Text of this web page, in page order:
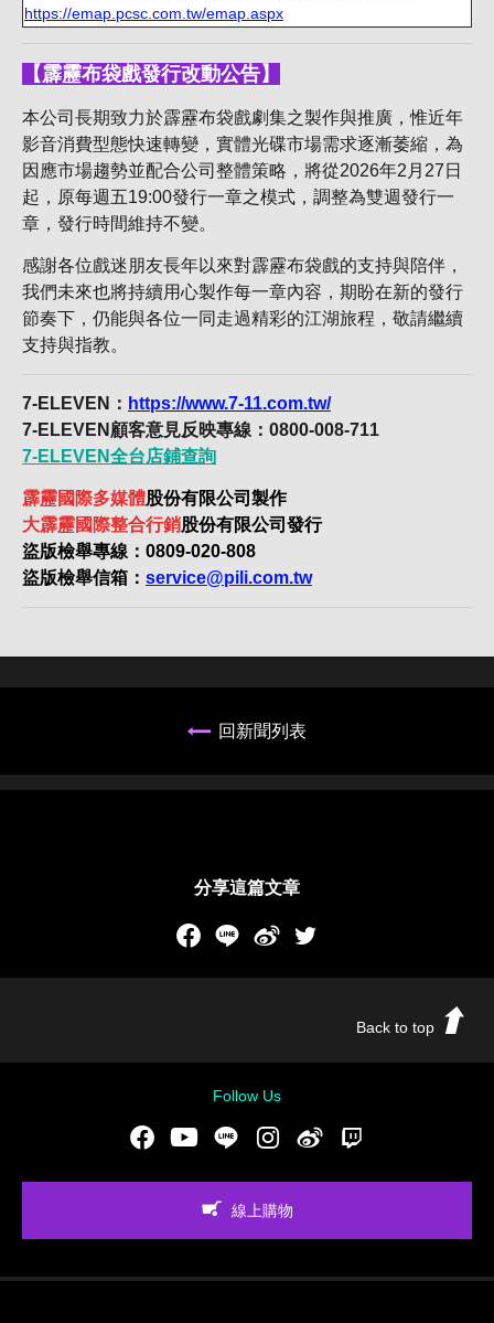
https://emap.pcsc.com.tw/emap.aspx
【霹靂布袋戲發行改動公告】
本公司長期致力於霹靂布袋戲劇集之製作與推廣，惟近年
影音消費型態快速轉變，實體光碟市場需求逐漸萎縮，為
因應市場趨勢並配合公司整體策略，將從2026年2月27日
起，原每週五19:00發行一章之模式，調整為雙週發行一
章，發行時間維持不變。
感謝各位戲迷朋友長年以來對霹靂布袋戲的支持與陪伴，
我們未來也將持續用心製作每一章內容，期盼在新的發行
節奏下，仍能與各位一同走過精彩的江湖旅程，敬請繼續
支持與指教。
7-ELEVEN： https://www.7-11.com.tw/
7-ELEVEN顧客意見反映專線：0800-008-711
7-ELEVEN全台店鋪查詢
霹靂國際多媒體股份有限公司製作
大霹靂國際整合行銷股份有限公司發行
盜版檢舉專線：0809-020-808
盜版檢舉信箱： service@pili.com.tw
回新聞列表
分享這篇文章
Facebook
LINE 新浪微博
Back to top
Follow Us
FacebookYoutubeLINE Instgram新浪微博
線上購物